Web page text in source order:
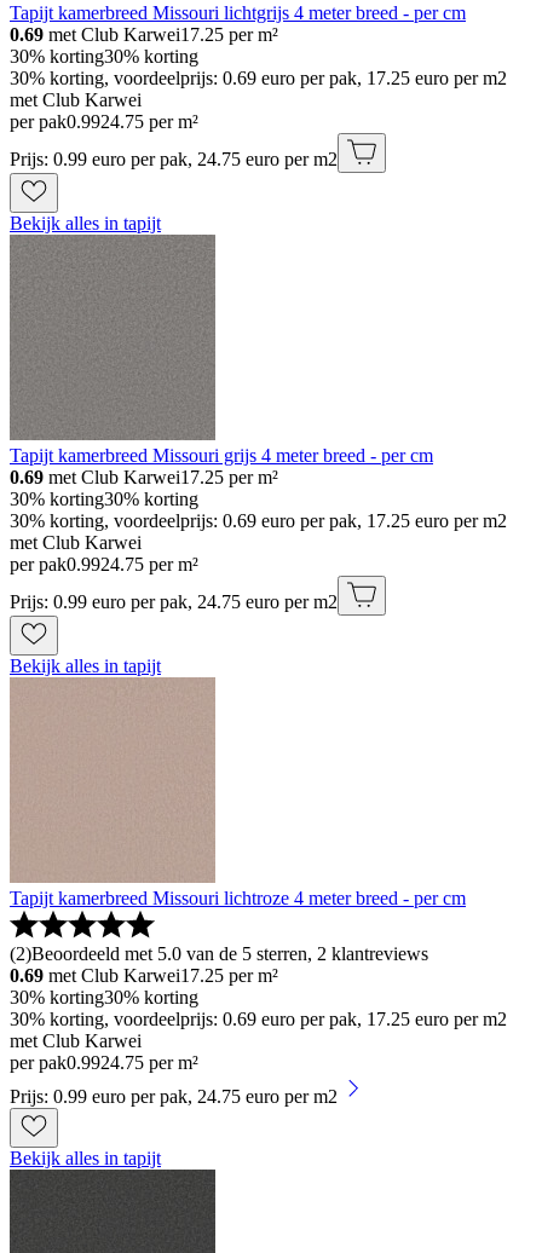
Tapijt kamerbreed Missouri lichtgrijs 4 meter breed - per cm
0.69 met Club Karwei17.25 per m²
30% korting30% korting
30% korting, voordeelprijs: 0.69 euro per pak, 17.25 euro per m2
met Club Karwei
per pak0.9924.75 per m²
Prijs: 0.99 euro per pak, 24.75 euro per m2
Bekijk alles in tapijt
Tapijt kamerbreed Missouri grijs 4 meter breed - per cm
0.69 met Club Karwei17.25 per m²
30% korting30% korting
30% korting, voordeelprijs: 0.69 euro per pak, 17.25 euro per m2
met Club Karwei
per pak0.9924.75 per m²
Prijs: 0.99 euro per pak, 24.75 euro per m2
Bekijk alles in tapijt
Tapijt kamerbreed Missouri lichtroze 4 meter breed - per cm
(2)Beoordeeld met 5.0 van de 5 sterren, 2 klantreviews
0.69 met Club Karwei17.25 per m²
30% korting30% korting
30% korting, voordeelprijs: 0.69 euro per pak, 17.25 euro per m2
met Club Karwei
per pak0.9924.75 per m²
Prijs: 0.99 euro per pak, 24.75 euro per m2
Bekijk alles in tapijt